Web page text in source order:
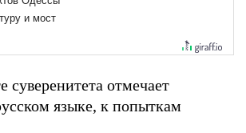
отмечает
языке, к попыткам